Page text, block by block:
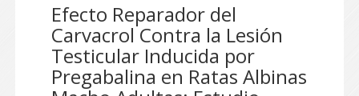
Efecto Reparador del
Carvacrol Contra la Lesión
Testicular Inducida por
Pregabalina en Ratas Albinas